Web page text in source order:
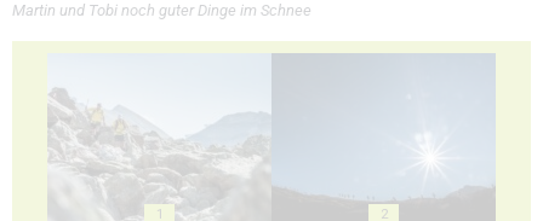
Martin und Tobi noch guter Dinge im Schnee
1 2